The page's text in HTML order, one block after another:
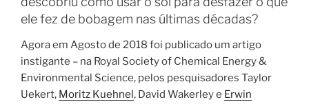
ele fez de bobagem nas últimas décadas?
Agora em Agosto de 2018 foi publicado um artigo
instigante – na Royal Society of Chemical Energy &
Environmental Science, pelos pesquisadores Taylor
Uekert, Moritz Kuehnel, David Wakerley e Erwin